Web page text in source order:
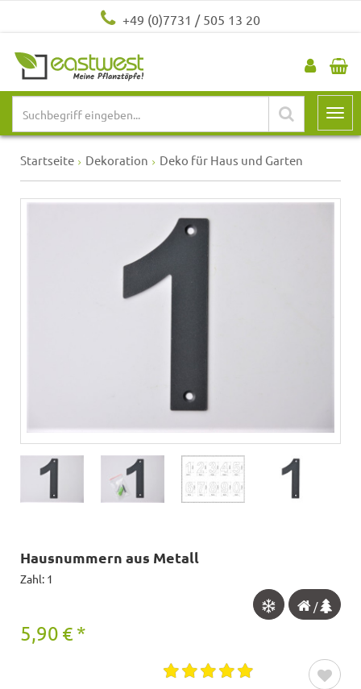
+49 (0)7731 / 505 13 20
Startseite Dekoration Deko für Haus und Garten
Hausnummern aus Metall
Zahl: 1
/
5,90 € *